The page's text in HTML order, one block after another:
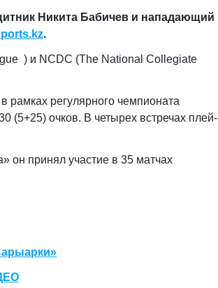
Никита Бабичев и нападающий
.
) и NCDC (The National Collegiate
рамках регулярного чемпионата
(5+25) очков. В четырех встречах плей-
он принял участие в 35 матчах